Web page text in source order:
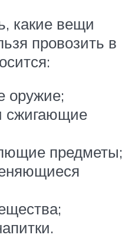
какие вещи
провозить в
оружие;
сжигающие
предметы;